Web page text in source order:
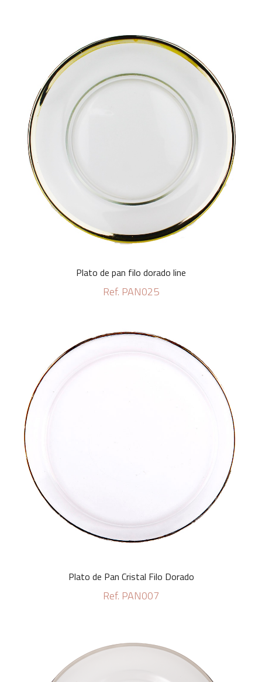
Plato de pan filo dorado line
Ref. PAN025
Plato de Pan Cristal Filo Dorado
Ref. PAN007